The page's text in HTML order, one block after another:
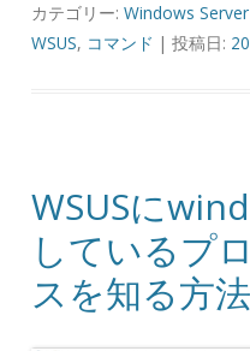
カテゴリー: Windows
WSUS, コマンド | 投稿日:
WSUSに
しているプ
スを知る方